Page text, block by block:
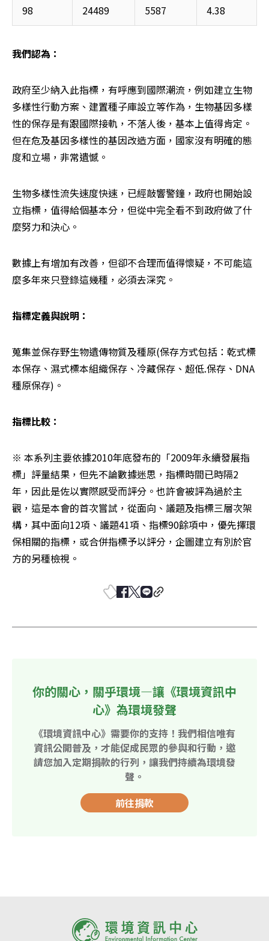
98 24489 5587 4.38
我們認為：
政府至少納入此指標，有呼應到國際潮流，例如建立生物
多樣性行動方案、建置種子庫設立等作為，生物基因多樣
性的保存是有跟國際接軌，不落人後，基本上值得肯定。
但在危及基因多樣性的基因改造方面，國家沒有明確的態
度和立場，非常遺憾。
生物多樣性流失速度快速，已經敲響警鐘，政府也開始設
立指標，值得給個基本分，但從中完全看不到政府做了什
麼努力和決心。
數據上有增加有改善，但卻不合理而值得懷疑，不可能這
麼多年來只登錄這幾種，必須去深究。
指標定義與說明：
蒐集並保存野生物遺傳物質及種原(保存方式包括：乾式標
本保存、濕式標本組織保存、冷藏保存、超低.保存、DNA
種原保存)。
指標比較：
※ 本系列主要依據2010年底發布的「2009年永續發展指
標」評量結果，但先不論數據迷思，指標時間已時隔2
年，因此是佐以實際感受而評分。也許會被評為過於主
觀，這是本會的首次嘗試，從面向、議題及指標三層次架
構，其中面向12項、議題41項、指標90餘項中，優先擇環
保相關的指標，或合併指標予以評分，企圖建立有別於官
方的另種檢視。
你的關心，關乎環境—讓《環境資訊中
心》為環境發聲
《環境資訊中心》需要你的支持！我們相信唯有
資訊公開普及，才能促成民眾的參與和行動，邀
請您加入定期捐款的行列，讓我們持續為環境發
聲。
前往捐款